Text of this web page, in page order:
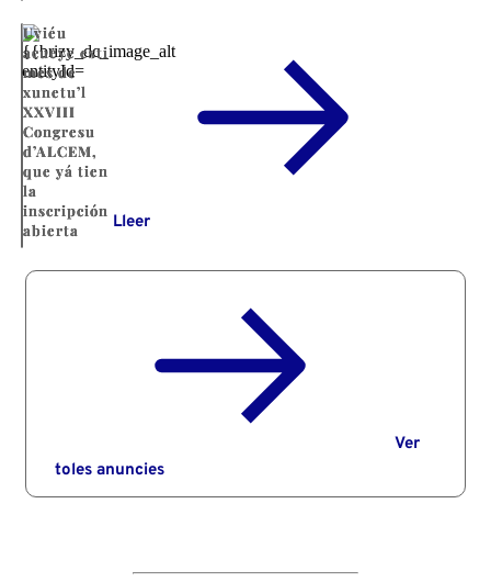
Uviéu
acueye esti
mes de
xunetu’l
XXVIII
Congresu
d’ALCEM,
que yá tien
la
inscripción
abierta
Lleer
Ver
toles anuncies